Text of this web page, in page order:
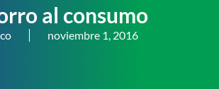
al consumo
noviembre 1, 2016